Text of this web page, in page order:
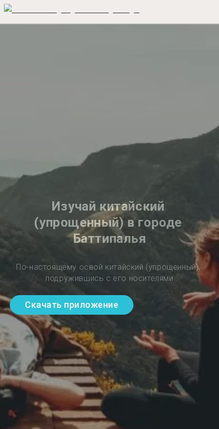
Изучай китайский
(упрощенный) в городе
Баттипалья
По-настоящему освой китайский (упрощенный),
подружившись с его носителями
Скачать приложение